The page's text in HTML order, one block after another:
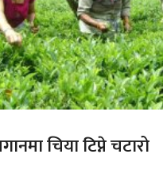
चिया टिप्ने चटारो